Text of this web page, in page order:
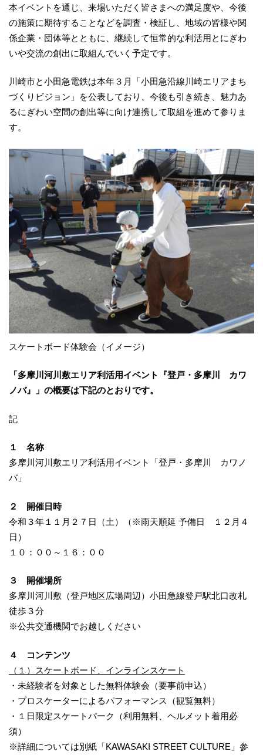
本イベントを通じ、来場いただく皆さまへの満足度や、今後
の施策に期待することなどを調査・検証し、地域の皆様や関
係企業・団体等とともに、継続して恒常的な利活用とにぎわ
いや交流の創出に取組んでいく予定です。
川崎市と小田急電鉄は本年３月「小田急沿線川崎エリアまち
づくりビジョン」を公表しており、今後も引き続き、魅力あ
るにぎわい空間の創出等に向け連携して取組を進めて参りま
す。
スケートボード体験会（イメージ）
「多摩川河川敷エリア利活用イベント『登戸・多摩川 カワ
ノバ』」の概要は下記のとおりです。
記
１ 名称
多摩川河川敷エリア利活用イベント「登戸・多摩川 カワノ
バ」
２ 開催日時
令和３年１１月２７日（土）（※雨天順延 予備日 １２月４
日）
１０：００～１６：００
３ 開催場所
多摩川河川敷（登戸地区広場周辺）小田急線登戸駅北口改札
徒歩３分
※公共交通機関でお越しください
４ コンテンツ
（１）スケートボード、インラインスケート
・未経験者を対象とした無料体験会（要事前申込）
・プロスケーターによるパフォーマンス（観覧無料）
・１日限定スケートパーク（利用無料、ヘルメット着用必
須）
※詳細については別紙「KAWASAKI STREET CULTURE」参